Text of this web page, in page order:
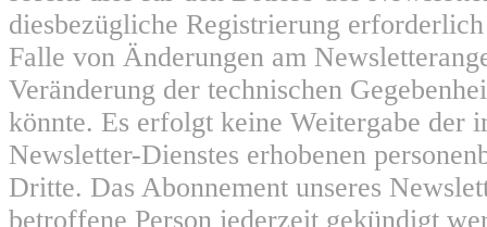
diesbezügliche Registrierung
Falle von Änderungen am
Veränderung der technischen
könnte. Es erfolgt keine Weitergabe der
Newsletter-Dienstes erhobenen
Dritte. Das Abonnement unseres
betroffene Person jederzeit gekündigt